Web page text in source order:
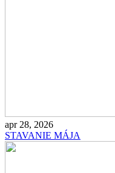
apr 28, 2026
STAVANIE MÁJA